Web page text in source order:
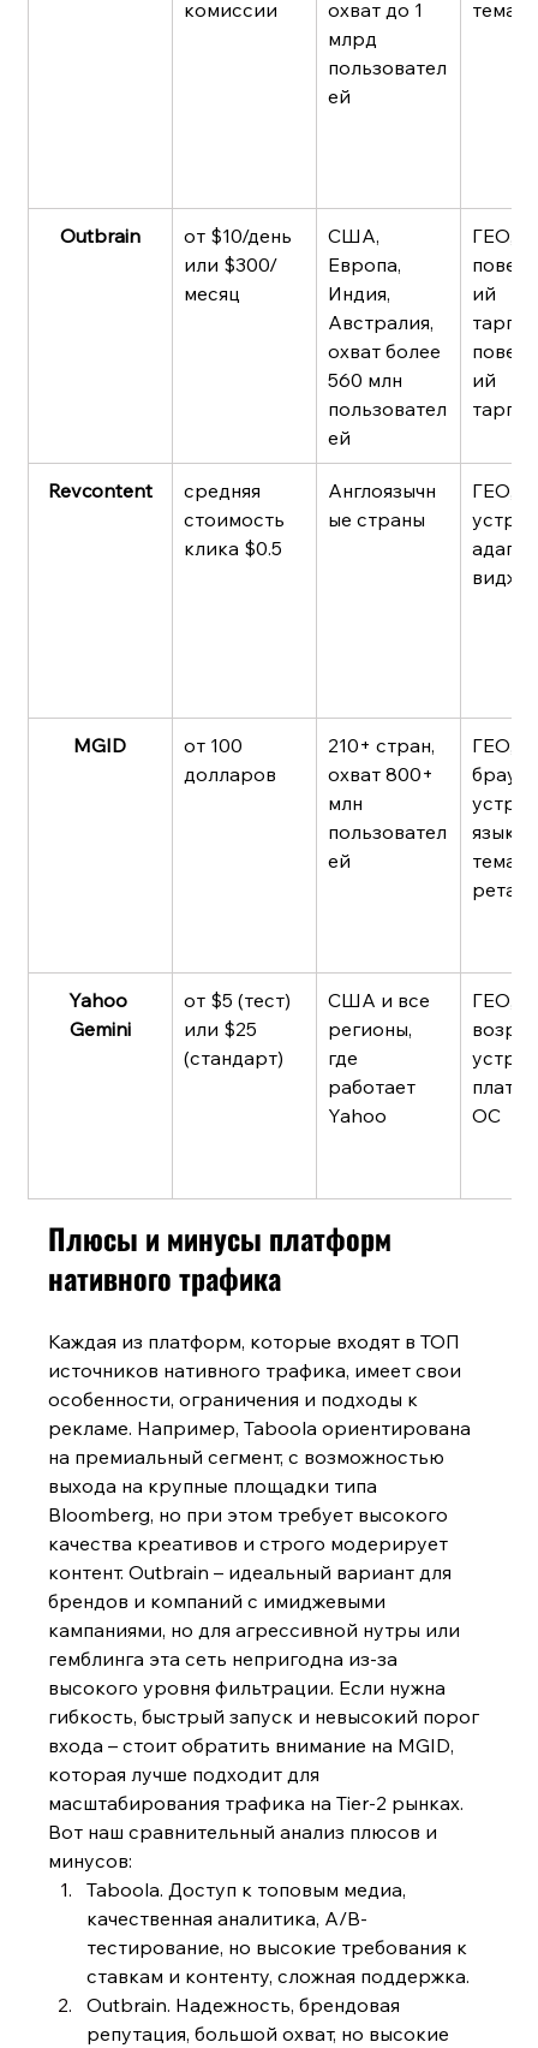
комиссии
охват до 1
млрд
пользовател
ей
Outbrain
от $10/день
или $300/
месяц
США,
Европа,
Индия,
Австралия,
охват более
560 млн
пользовател
ей
ГЕО,
ий
ий
Revcontent
средняя
стоимость
клика $0.5
Англоязычн
ые страны
ГЕО,
MGID
от 100
долларов
210+ стран,
охват 800+
млн
пользовател
ей
ГЕО,
язык,
Yahoo
Gemini
от $5 (тест)
или $25
(стандарт)
США и все
регионы,
где
работает
Yahoo
ГЕО,
ОС
Плюсы и минусы платформ
нативного трафика
Каждая из платформ, которые входят в ТОП
источников нативного трафика, имеет свои
особенности, ограничения и подходы к
рекламе. Например, Taboola ориентирована
на премиальный сегмент, с возможностью
выхода на крупные площадки типа
Bloomberg, но при этом требует высокого
качества креативов и строго модерирует
контент. Outbrain – идеальный вариант для
брендов и компаний с имиджевыми
кампаниями, но для агрессивной нутры или
гемблинга эта сеть непригодна из-за
высокого уровня фильтрации. Если нужна
гибкость, быстрый запуск и невысокий порог
входа – стоит обратить внимание на MGID,
которая лучше подходит для
масштабирования трафика на Tier-2 рынках.
Вот наш сравнительный анализ плюсов и
минусов:
Taboola. Доступ к топовым медиа,
качественная аналитика, A/B-
тестирование, но высокие требования к
ставкам и контенту, сложная поддержка.
Outbrain. Надежность, брендовая
репутация, большой охват, но высокие